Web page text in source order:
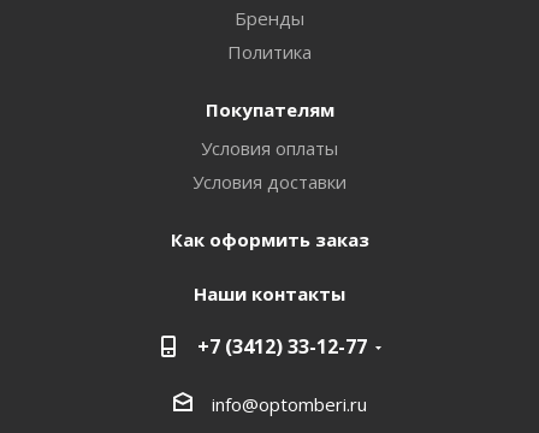
Бренды
Политика
Покупателям
Условия оплаты
Условия доставки
Как оформить заказ
Наши контакты
+7 (3412) 33-12-77
info@optomberi.ru